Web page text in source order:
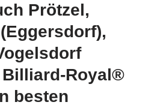
Prötzel,
Royal®
besten